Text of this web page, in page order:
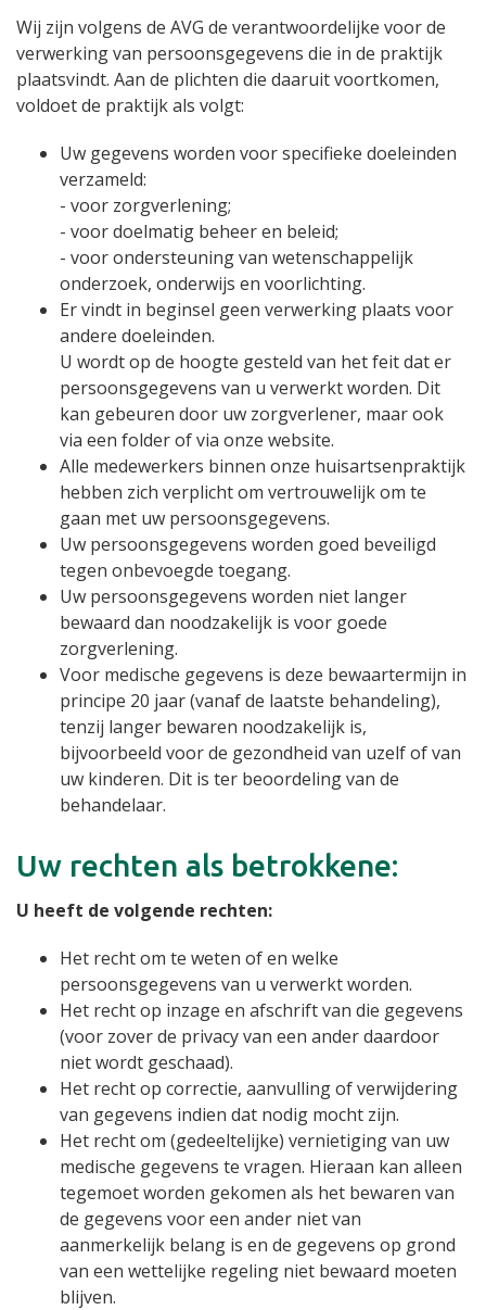
Wij zijn volgens de AVG de verantwoordelijke voor de
verwerking van persoonsgegevens die in de praktijk
plaatsvindt. Aan de plichten die daaruit voortkomen,
voldoet de praktijk als volgt:
Uw gegevens worden voor specifieke doeleinden
verzameld:
- voor zorgverlening;
- voor doelmatig beheer en beleid;
- voor ondersteuning van wetenschappelijk
onderzoek, onderwijs en voorlichting.
Er vindt in beginsel geen verwerking plaats voor
andere doeleinden.
U wordt op de hoogte gesteld van het feit dat er
persoonsgegevens van u verwerkt worden. Dit
kan gebeuren door uw zorgverlener, maar ook
via een folder of via onze website.
Alle medewerkers binnen onze huisartsenpraktijk
hebben zich verplicht om vertrouwelijk om te
gaan met uw persoonsgegevens.
Uw persoonsgegevens worden goed beveiligd
tegen onbevoegde toegang.
Uw persoonsgegevens worden niet langer
bewaard dan noodzakelijk is voor goede
zorgverlening.
Voor medische gegevens is deze bewaartermijn in
principe 20 jaar (vanaf de laatste behandeling),
tenzij langer bewaren noodzakelijk is,
bijvoorbeeld voor de gezondheid van uzelf of van
uw kinderen. Dit is ter beoordeling van de
behandelaar.
Uw rechten als betrokkene:
U heeft de volgende rechten:
Het recht om te weten of en welke
persoonsgegevens van u verwerkt worden.
Het recht op inzage en afschrift van die gegevens
(voor zover de privacy van een ander daardoor
niet wordt geschaad).
Het recht op correctie, aanvulling of verwijdering
van gegevens indien dat nodig mocht zijn.
Het recht om (gedeeltelijke) vernietiging van uw
medische gegevens te vragen. Hieraan kan alleen
tegemoet worden gekomen als het bewaren van
de gegevens voor een ander niet van
aanmerkelijk belang is en de gegevens op grond
van een wettelijke regeling niet bewaard moeten
blijven.